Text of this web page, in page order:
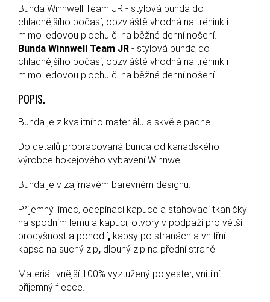
Bunda Winnwell Team JR - stylová bunda do
chladnějšího počasí, obzvláště vhodná na trénink i
mimo ledovou plochu či na běžné denní nošení.
Bunda Winnwell Team JR - stylová bunda do
chladnějšího počasí, obzvláště vhodná na trénink i
mimo ledovou plochu či na běžné denní nošení.
POPIS.
Bunda je z kvalitního materiálu a skvěle padne.
Do detailů propracovaná bunda od kanadského
výrobce hokejového vybavení Winnwell.
Bunda je v zajímavém barevném designu.
Příjemný límec, odepínací kapuce a stahovací tkaničky
na spodním lemu a kapuci, otvory v podpaží pro větší
prodyšnost a pohodlí, kapsy po stranách a vnitřní
kapsa na suchý zip, dlouhý zip na přední straně.
Materiál: vnější 100% vyztužený polyester, vnitřní
příjemný fleece.